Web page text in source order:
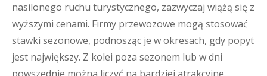
nasilonego ruchu turystycznego, zazwyczaj wiążą się z
wyższymi cenami. Firmy przewozowe mogą stosować
stawki sezonowe, podnosząc je w okresach, gdy popyt
jest największy. Z kolei poza sezonem lub w dni